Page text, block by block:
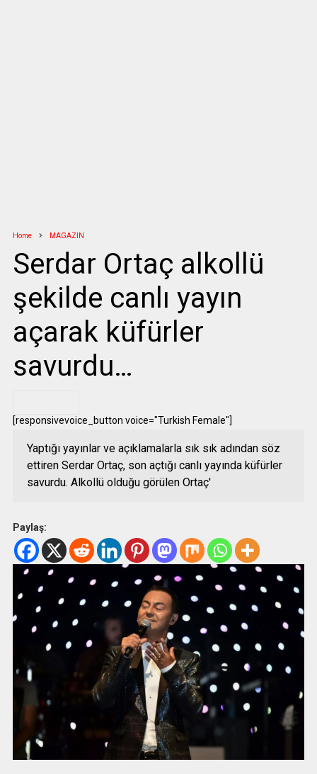
Home MAGAZİN
Serdar Ortaç alkollü
şekilde canlı yayın
açarak küfürler
savurdu…
[responsivevoice_button voice="Turkish Female"]
Yaptığı yayınlar ve açıklamalarla sık sık adından söz
ettiren Serdar Ortaç, son açtığı canlı yayında küfürler
savurdu. Alkollü olduğu görülen Ortaç'
Paylaş: